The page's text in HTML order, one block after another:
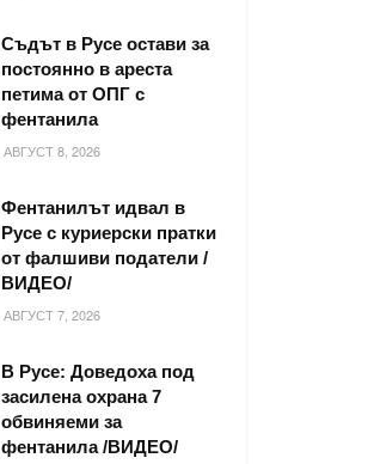
Съдът в Русе остави за
постоянно в ареста
петима от ОПГ с
фентанила
АВГУСТ 8, 2026
Фентанилът идвал в
Русе с куриерски пратки
от фалшиви податели /
ВИДЕО/
АВГУСТ 7, 2026
В Русе: Доведоха под
засилена охрана 7
обвиняеми за
фентанила /ВИДЕО/